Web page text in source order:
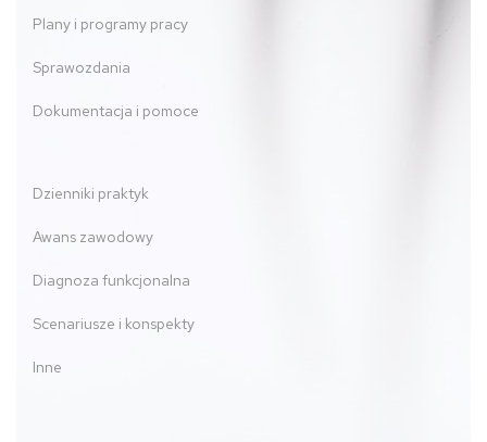
Plany i programy pracy
Sprawozdania
Dokumentacja i pomoce
Dzienniki praktyk
Awans zawodowy
Diagnoza funkcjonalna
Scenariusze i konspekty
Inne